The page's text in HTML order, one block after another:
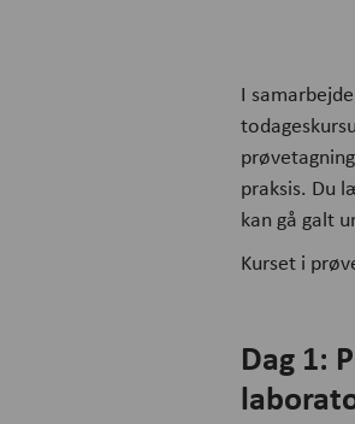
I
praksis. Du
kan gå galt
Kurset i
Dag 1: